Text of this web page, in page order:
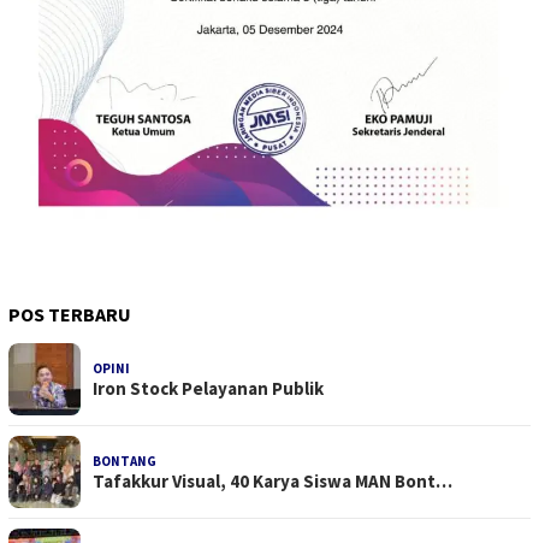
POS TERBARU
OPINI
Iron Stock Pelayanan Publik
BONTANG
Tafakkur Visual, 40 Karya Siswa MAN Bont…